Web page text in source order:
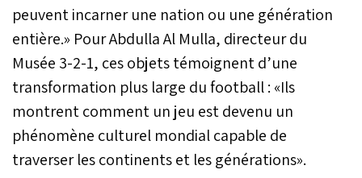
peuvent incarner une nation ou une génération
entière.» Pour Abdulla Al Mulla, directeur du
Musée 3-2-1, ces objets témoignent d’une
transformation plus large du football : «Ils
montrent comment un jeu est devenu un
phénomène culturel mondial capable de
traverser les continents et les générations».